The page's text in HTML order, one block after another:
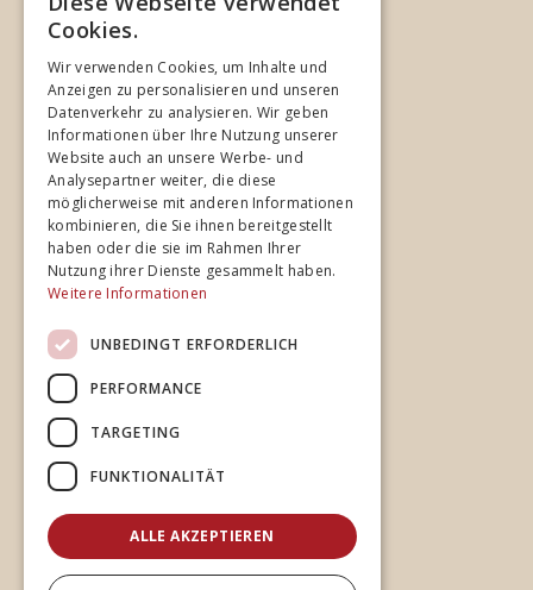
Unternehmen
Home
Studios
Spezialisierung
Team
Cases
News
Rechtliches
Impressum
Datenschutz
Social
Cookies.
Wir verwenden Cookies, um Inhalte und
Anzeigen zu personalisieren und unseren
Datenverkehr zu analysieren. Wir geben
Informationen über Ihre Nutzung unserer
Website auch an unsere Werbe- und
Analysepartner weiter, die diese
möglicherweise mit anderen Informationen
kombinieren, die Sie ihnen bereitgestellt
haben oder die sie im Rahmen Ihrer
Nutzung ihrer Dienste gesammelt haben.
Weitere Informationen
UNBEDINGT ERFORDERLICH
PERFORMANCE
TARGETING
FUNKTIONALITÄT
ALLE AKZEPTIEREN